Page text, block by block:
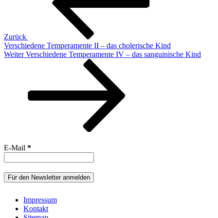
Zurück
Verschiedene Temperamente II – das cholerische Kind
Nächster
Weiter Verschiedene Temperamente IV – das sanguinische Kind
E-Mail *
Impressum
Kontakt